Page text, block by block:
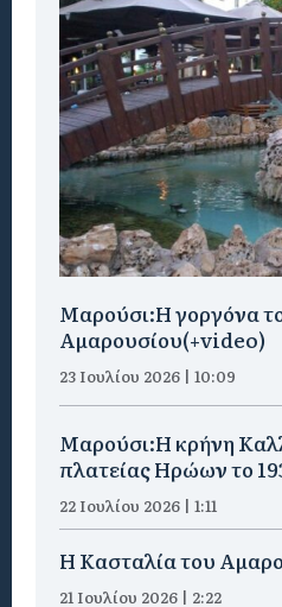
Μαρούσι:H γοργόνα
Αμαρουσίου(+video)
23 Ιουλίου 2026 | 10:09
Μαρούσι:Η κρήνη
πλατείας Ηρώων το
22 Ιουλίου 2026 | 1:11
Η Κασταλία του
21 Ιουλίου 2026 | 2:22